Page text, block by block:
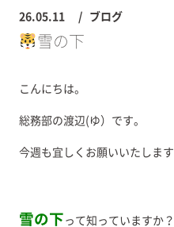
26.05.11 ブログ
雪の下
こんにちは。
総務部の渡辺(ゆ）です。
今週も宜しくお願いいたします
雪の下 って知っていますか？